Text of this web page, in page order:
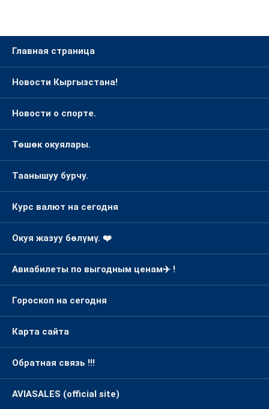
Главная страница
Новости Кыргызстана!
Новости о спорте.
Төшөк окуялары.
Таанышуу бурчу.
Курс валют на сегодня
Окуя жазуу бөлүмү. ❤️
Авиабилеты по выгодным ценам✈️ !
Гороскоп на сегодня
Карта сайта
Обратная связь !!!
AVIASALES (official site)